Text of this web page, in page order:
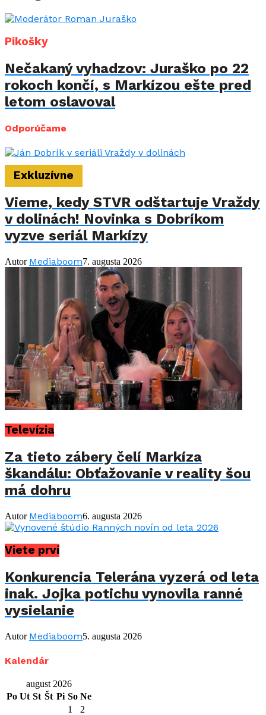
Pikošky
Nečakaný vyhadzov: Juraško po 22
rokoch končí, s Markízou ešte pred
letom oslavoval
Odporúčame
Exkluzívne
Vieme, kedy STVR odštartuje Vraždy
v dolinách! Novinka s Dobríkom
vyzve seriál Markízy
Autor Mediaboom7. augusta 2026
Televízia
Za tieto zábery čelí Markíza
škandálu: Obťažovanie v reality šou
má dohru
Autor Mediaboom6. augusta 2026
Viete prví
Konkurencia Telerána vyzerá od leta
inak. Jojka potichu vynovila ranné
vysielanie
Autor Mediaboom5. augusta 2026
Kalendár
august 2026
Po Ut St Št Pi So Ne
1
2